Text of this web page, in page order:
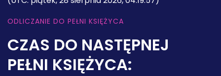
ODLICZANIE DO PEŁNI KSIĘŻYCA
CZAS DO NASTĘPNEJ
PEŁNI KSIĘŻYCA: